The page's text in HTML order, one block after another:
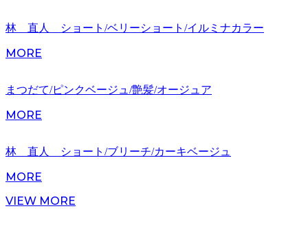
林 直人 ショート/ベリーショート/イルミナカラー
MORE
まつだて/ピンクベージュ/艶髪/オージュア
MORE
林 直人 ショート/ブリーチ/カーキベージュ
MORE
VIEW MORE